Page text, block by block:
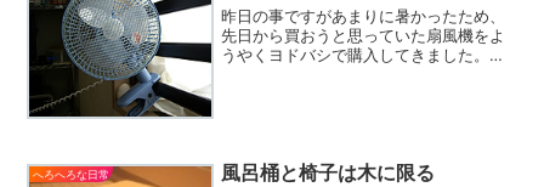
昨日の事ですがあまりに暑かったため、
先日から買おうと思っていた扇風機をよ
うやくヨドバシで購入してきました。
へろへろな日常 風呂桶と椅子は木に限る